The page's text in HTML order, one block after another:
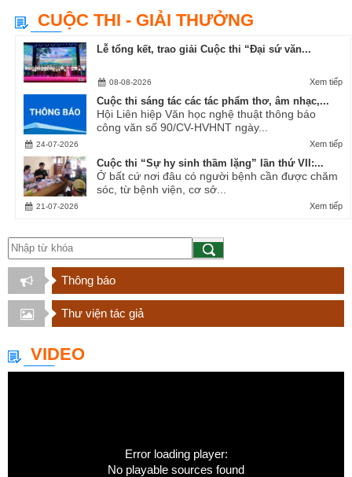
CUỘC THI - GIẢI THƯỞNG
Lễ tổng kết, trao giải Cuộc thi “Đại sứ văn...
Xem tiếp
08-08-2026
Cuộc thi sáng tác các tác phẩm thơ, âm nhạc,...
Hội Liên hiệp Văn học nghệ thuật thông báo
công văn số 90/CV-HVHNT ngày...
Xem tiếp
24-07-2026
Cuộc thi “Sự hy sinh thầm lặng” lần thứ VII:...
Ở bất cứ nơi đâu có người bệnh cần được chăm
sóc, từ bệnh viện, cơ sở...
Xem tiếp
21-07-2026
Thông báo
Thư viện tác giả
VIDEO
Error loading player:
No playable sources found